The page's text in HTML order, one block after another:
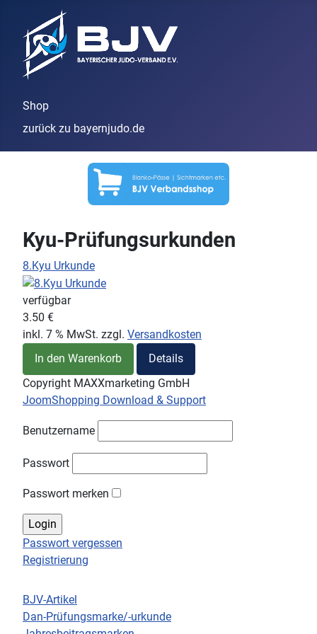
Shop
zurück zu bayernjudo.de
BJV-Artikel
Dan-Prüfungsmarke/-urkunde
Kyu-Prüfungsurkunden
8.Kyu Urkunde
verfügbar
3.50 €
inkl. 7 % MwSt. zzgl. Versandkosten
In den Warenkorb
Details
Copyright MAXXmarketing GmbH
JoomShopping Download & Support
Benutzername
Passwort
Passwort merken
Passwort vergessen
Registrierung